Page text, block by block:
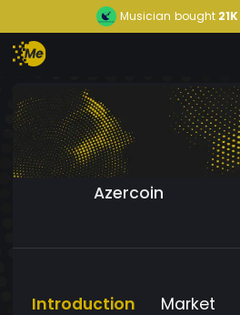
Musician bought 21K
Azercoin
Introduction Market